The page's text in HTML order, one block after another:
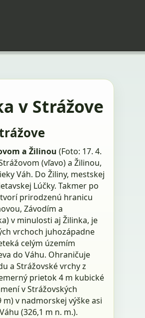
v Strážove
a Žilinou (Foto: 17. 4.
(vľavo) a Žilinou,
Váh. Do Žiliny, mestskej
Lúčky. Takmer po
prirodzenú hranicu
Závodím a
v minulosti aj Žilinka, je
vrchoch juhozápadne
celým územím
do Váhu. Ohraničuje
a Strážovské vrchy z
prietok 4 m kubické
v Strážovských
v nadmorskej výške asi
(326,1 m n. m.).